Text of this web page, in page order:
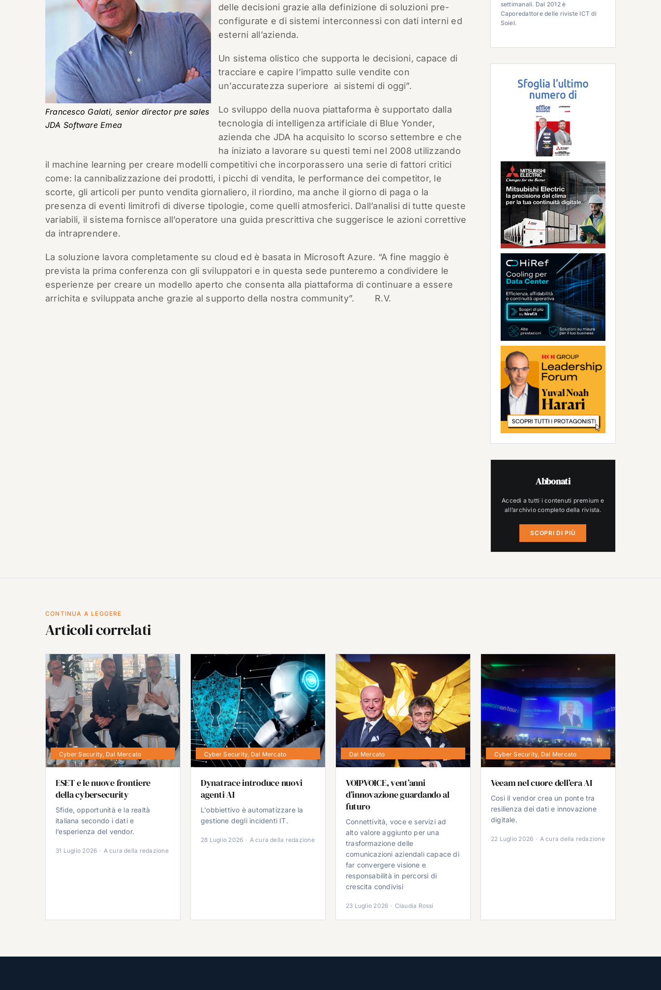
Francesco Galati, senior director pre sales
JDA Software Emea
delle decisioni grazie alla definizione di soluzioni pre-
configurate e di sistemi interconnessi con dati interni ed
esterni all’azienda.
Un sistema olistico che supporta le decisioni, capace di
tracciare e capire l’impatto sulle vendite con
un’accuratezza superiore ai sistemi di oggi”.
Lo sviluppo della nuova piattaforma è supportato dalla
tecnologia di intelligenza artificiale di Blue Yonder,
azienda che JDA ha acquisito lo scorso settembre e che
ha iniziato a lavorare su questi temi nel 2008 utilizzando
il machine learning per creare modelli competitivi che incorporassero una serie di fattori critici
come: la cannibalizzazione dei prodotti, i picchi di vendita, le performance dei competitor, le
scorte, gli articoli per punto vendita giornaliero, il riordino, ma anche il giorno di paga o la
presenza di eventi limitrofi di diverse tipologie, come quelli atmosferici. Dall’analisi di tutte queste
variabili, il sistema fornisce all’operatore una guida prescrittiva che suggerisce le azioni correttive
da intraprendere.
La soluzione lavora completamente su cloud ed è basata in Microsoft Azure. “A fine maggio è
prevista la prima conferenza con gli sviluppatori e in questa sede punteremo a condividere le
esperienze per creare un modello aperto che consenta alla piattaforma di continuare a essere
arrichita e sviluppata anche grazie al supporto della nostra community”.
R.V.
settimanali. Dal 2012 è
Caporedattore delle riviste ICT di
Soiel.
Abbonati
Accedi a tutti i contenuti premium e
all’archivio completo della rivista.
SCOPRI DI PIÙ
CONTINUA A LEGGERE
Articoli correlati
Cyber Security, Dal Mercato
ESET e le nuove frontiere
della cybersecurity
Sfide, opportunità e la realtà
italiana secondo i dati e
l’esperienza del vendor.
31 Luglio 2026 · A cura della redazione
Cyber Security, Dal Mercato
Dynatrace introduce nuovi
agenti AI
L'obbiettivo è automatizzare la
gestione degli incidenti IT.
28 Luglio 2026 · A cura della redazione
Dal Mercato
VOIPVOICE, vent’anni
d’innovazione guardando al
futuro
Connettività, voce e servizi ad
alto valore aggiunto per una
trasformazione delle
comunicazioni aziendali capace di
far convergere visione e
responsabilità in percorsi di
crescita condivisi
23 Luglio 2026 · Claudia Rossi
Cyber Security, Dal Mercato
Veeam nel cuore dell’era AI
Così il vendor crea un ponte tra
resilienza dei dati e innovazione
digitale.
22 Luglio 2026 · A cura della redazione